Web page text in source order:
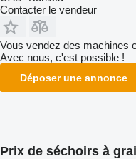
Contacter le vendeur
Vous vendez des machines
Avec nous, c'est possible !
Déposer une annonce
Prix de séchoirs à